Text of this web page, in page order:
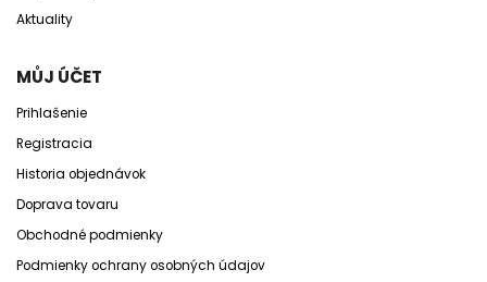
Aktuality
MŮJ ÚČET
Prihlašenie
Registracia
Historia objednávok
Doprava tovaru
Obchodné podmienky
Podmienky ochrany osobných údajov